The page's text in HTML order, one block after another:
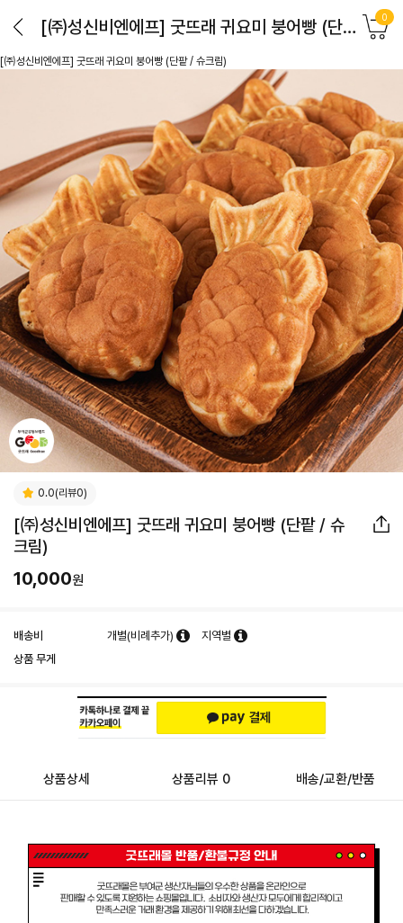
[㈜성신비엔에프] 굿뜨래 귀요미 붕어빵 (단팥 / 슈크림) 0
[㈜성신비엔에프] 굿뜨래 귀요미 붕어빵 (단팥 / 슈크림)
0.0(리뷰0)
[㈜성신비엔에프] 굿뜨래 귀요미 붕어빵 (단팥 / 슈
크림)
10,000원
배송비 개별(비례추가)
지역별
상품 무게
상품상세 상품리뷰 0 배송/교환/반품